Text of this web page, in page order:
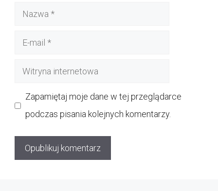
Nazwa
Witryna
Zapamiętaj moje dane w tej przeglądarce
podczas pisania kolejnych komentarzy.